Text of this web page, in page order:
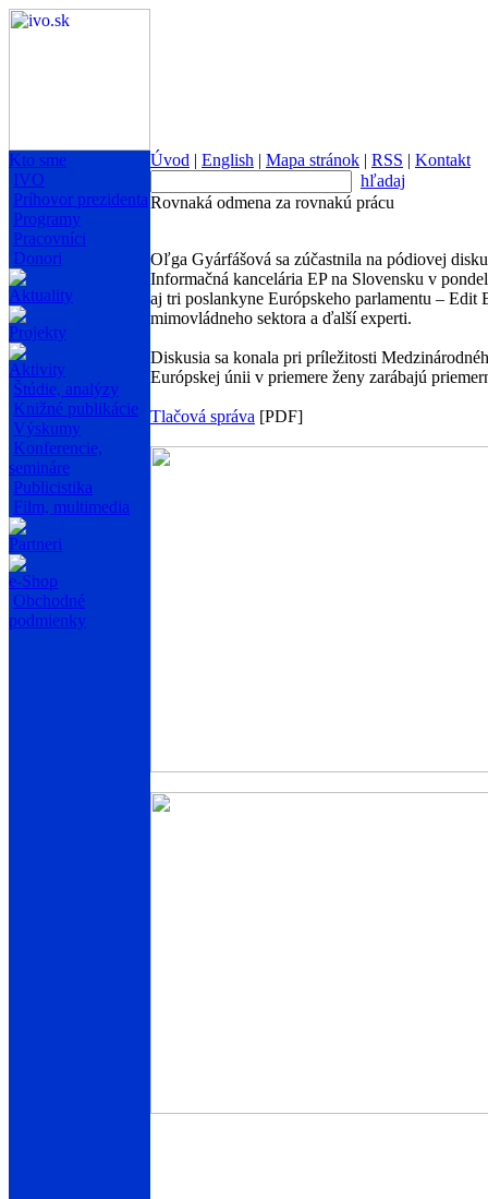
Kto sme
IVO
Príhovor prezidenta
Programy
Pracovníci
Donori
Aktuality
Projekty
Aktivity
Štúdie, analýzy
Knižné publikácie
Výskumy
Konferencie,
semináre
Publicistika
Film, multimedia
Partneri
e-Shop
Obchodné
podmienky
Úvod | English | Mapa stránok | RSS | Kontakt
hľadaj
Rovnaká odmena za rovnakú prácu
Oľga Gyárfášová sa zúčastnila na pódiovej
Informačná kancelária EP na Slovensku v
aj tri poslankyne Európskeho parlamentu – Edit
mimovládneho sektora a ďalší experti.
Diskusia sa konala pri príležitosti
Európskej únii v priemere ženy zarábajú
Tlačová správa [PDF]